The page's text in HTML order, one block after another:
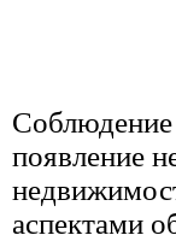
Соблюдение
появление
аспектами